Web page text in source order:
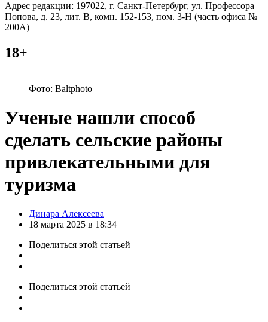
Адрес редакции: 197022, г. Санкт-Петербург, ул. Профессора
Попова, д. 23, лит. В, комн. 152-153, пом. 3-Н (часть офиса №
200А)
18+
Фото: Baltphоto
Ученые нашли способ
сделать сельские районы
привлекательными для
туризма
Posted
by
Динара Алексеева
18 марта 2025 в 18:34
Поделиться этой статьей
Поделиться этой статьей